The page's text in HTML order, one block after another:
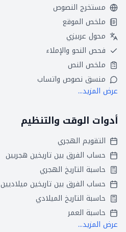
مستخرج النصوص
ملخص الموقع
محول عربيزي
فحص النحو والإملاء
ملخص النص
منسق نصوص واتساب
عرض المزيد...
أدوات الوقت والتنظيم
التقويم الهجري
حساب الفرق بين تاريخين هجريين
حاسبة التاريخ الهجري
حساب الفرق بين تاريخين ميلاديين
حاسبة التاريخ الميلادي
حاسبة العمر
عرض المزيد...